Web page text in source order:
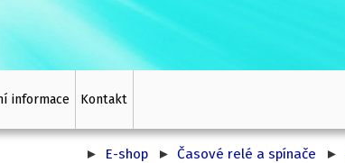
informace Kontakt
E-shop Časové relé a spínače